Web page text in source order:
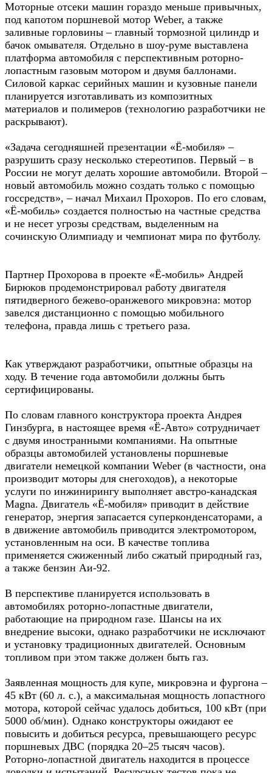
Моторные отсеки машин гораздо меньше привычных,
под капотом поршневой мотор Weber, а также
заливные горловины – главный тормозной цилиндр и
бачок омывателя. Отдельно в шоу-руме выставлена
платформа автомобиля с перспективным роторно-
лопастным газовым мотором и двумя баллонами.
Силовой каркас серийных машин и кузовные панели
планируется изготавливать из композитных
материалов и полимеров (технологию разработчики не
раскрывают).
«Задача сегодняшней презентации «Ё-мобиля» –
разрушить сразу несколько стереотипов. Первый – в
России не могут делать хорошие автомобили. Второй –
новый автомобиль можно создать только с помощью
госсредств», – начал Михаил Прохоров. По его словам,
«Ё-мобиль» создается полностью на частные средства
и не несет угрозы средствам, выделенным на
сочинскую Олимпиаду и чемпионат мира по футболу.
Партнер Прохорова в проекте «Ё-мобиль» Андрей
Бирюков продемонстрировал работу двигателя
пятидверного бежево-оранжевого микровэна: мотор
завелся дистанционно с помощью мобильного
телефона, правда лишь с третьего раза.
Как утверждают разработчики, опытные образцы на
ходу. В течение года автомобили должны быть
сертифицированы.
По словам главного конструктора проекта Андрея
Гинзбурга, в настоящее время «Ё-Авто» сотрудничает
с двумя иностранными компаниями. На опытные
образцы автомобилей установлены поршневые
двигатели немецкой компании Weber (в частности, она
производит моторы для снегоходов), а некоторые
услуги по инжинирингу выполняет австро-канадская
Magna. Двигатель «Ё-мобиля» приводит в действие
генератор, энергия запасается суперконденсаторами, а
в движение автомобиль приводится электромотором,
установленным на оси. В качестве топлива
применяется сжиженный либо сжатый природный газ,
а также бензин Аи-92.
В перспективе планируется использовать в
автомобилях роторно-лопастные двигатели,
работающие на природном газе. Шансы на их
внедрение высоки, однако разработчики не исключают
и установку традиционных двигателей. Основным
топливом при этом также должен быть газ.
Заявленная мощность для купе, микровэна и фургона –
45 кВт (60 л. с.), а максимальная мощность лопастного
мотора, которой сейчас удалось добиться, 100 кВт (при
5000 об/мин). Однако конструкторы ожидают ее
повысить и добиться ресурса, превышающего ресурс
поршневых ДВС (порядка 20–25 тысяч часов).
Роторно-лопастной двигатель находится в процессе